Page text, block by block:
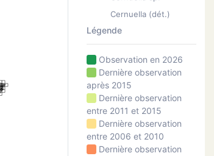
Cernuella (dét.)
Légende
Observation en 2026
Dernière observation
après 2015
Dernière observation
entre 2011 et 2015
Dernière observation
entre 2006 et 2010
Dernière observation